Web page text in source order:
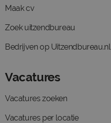
Maak cv
Zoek uitzendbureau
Bedrijven op Uitzendbureau.nl
Vacatures
Vacatures zoeken
Vacatures per locatie